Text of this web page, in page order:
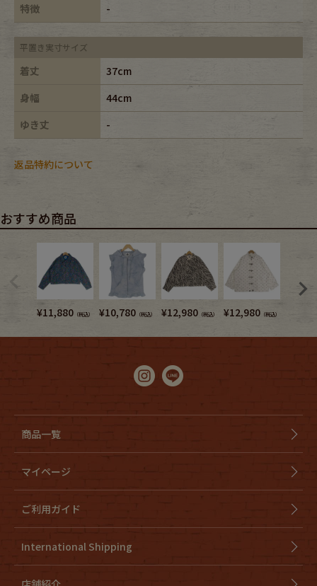
特徴
-
平置き実寸サイズ
着丈
37cm
身幅
44cm
ゆき丈
-
返品特約について
おすすめ商品
¥11,880 （税込） ¥10,780 （税込） ¥12,980 （税込） ¥12,980 （税込）
商品一覧
マイページ
ご利用ガイド
International Shipping